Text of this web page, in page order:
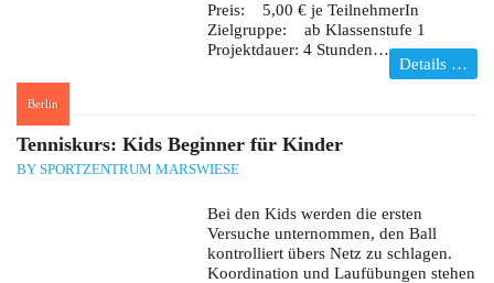
Berlin
Preis: 5,00 € je TeilnehmerIn
Zielgruppe: ab Klassenstufe 1
Projektdauer: 4 Stunden…
Details …
Tenniskurs: Kids Beginner für Kinder
BY SPORTZENTRUM MARSWIESE
Bei den Kids werden die ersten
Versuche unternommen, den Ball
kontrolliert übers Netz zu schlagen.
Koordination und Laufübungen stehen